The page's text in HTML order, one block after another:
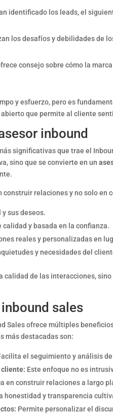
identificado los leads, el
los desafíos y debilidades de
consejo sobre cómo la
y esfuerzo, pero es
que permite al cliente
inbound
significativas que trae el
sino que se convierte en un
construir relaciones y no solo en
sus deseos.
y basada en la confianza.
reales y personalizadas en
y necesidades del
calidad de las interacciones,
sales
Sales ofrece múltiples
más destacadas son:
el seguimiento y análisis
cliente: Este enfoque no es
en construir relaciones a largo
honestidad y transparencia
Permite personalizar el